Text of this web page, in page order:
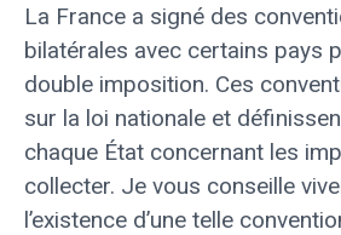
La France a signé des
bilatérales avec certains pays
double imposition. Ces
sur la loi nationale et
chaque État concernant les
collecter. Je vous conseille
l’existence d’une telle